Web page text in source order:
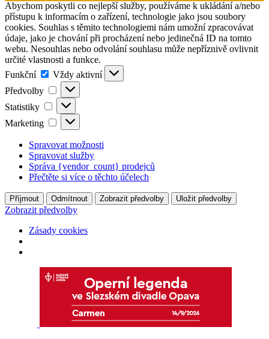
Abychom poskytli co nejlepší služby, používáme k ukládání a/nebo
přístupu k informacím o zařízení, technologie jako jsou soubory
cookies. Souhlas s těmito technologiemi nám umožní zpracovávat
údaje, jako je chování při procházení nebo jedinečná ID na tomto
webu. Nesouhlas nebo odvolání souhlasu může nepříznivě ovlivnit
určité vlastnosti a funkce.
Funkční
Funkční
Vždy aktivní
Předvolby
Předvolby
Statistiky Statistiky
Marketing Marketing
Spravovat možnosti
Spravovat služby
Správa {vendor_count} prodejců
Přečtěte si více o těchto účelech
Příjmout Odmítnout Zobrazit předvolby Uložit předvolby
Zobrazit předvolby
Zásady cookies